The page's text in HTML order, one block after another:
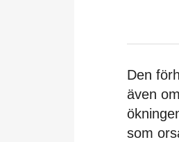
Den
även
som